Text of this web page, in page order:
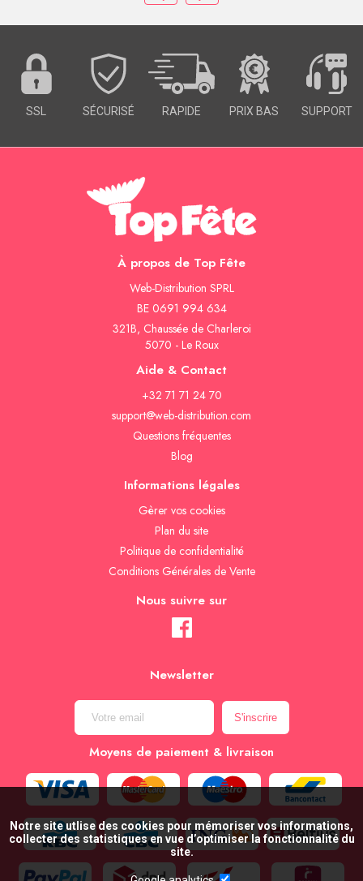
SSL SÉCURISÉ RAPIDE PRIX BAS SUPPORT
À propos de Top Fête
Web-Distribution SPRL
BE 0691 994 634
321B, Chaussée de Charleroi
5070 - Le Roux
Aide & Contact
+32 71 71 24 70
support@web-distribution.com
Questions fréquentes
Blog
Informations légales
Gèrer vos cookies
Plan du site
Politique de confidentialité
Conditions Générales de Vente
Nous suivre sur
Newsletter
Moyens de paiement & livraison
Notre site utlise des cookies pour mémoriser vos informations,
collecter des statistiques en vue d’optimiser la fonctionnalité du
site.